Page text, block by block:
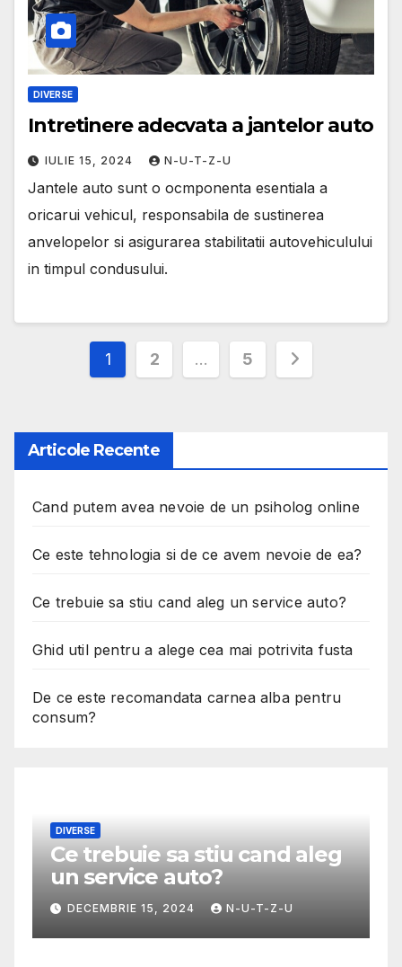
DIVERSE
Intretinere adecvata a jantelor auto
IULIE 15, 2024 N-U-T-Z-U
Jantele auto sunt o ocmponenta esentiala a
oricarui vehicul, responsabila de sustinerea
anvelopelor si asigurarea stabilitatii autovehiculului
in timpul condusului.
Paginație
1 2 … 5
Articole Recente
Cand putem avea nevoie de un psiholog online
Ce este tehnologia si de ce avem nevoie de ea?
Ce trebuie sa stiu cand aleg un service auto?
Ghid util pentru a alege cea mai potrivita fusta
De ce este recomandata carnea alba pentru
consum?
Ghid util pentru a alege cea
mai potrivita fusta